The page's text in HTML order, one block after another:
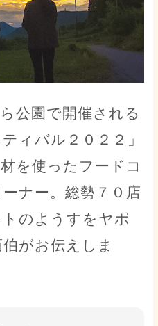
公園で開催される
ィバル２０２２」
を使ったフードコ
ナー。総勢７０店
のようすをヤポ
がお伝えしま